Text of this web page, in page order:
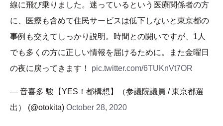
線に飛び乗りました。迷っているという医療関係者の方
に、医療も含めて住民サービスは低下しないと東京都の
事例も交えてしっかり説明。時間との闘いですが、1人
でも多くの方に正しい情報を届けるために。また金曜日
の夜に戻ってきます！ pic.twitter.com/6TUKnVt7OR
— 音喜多 駿【YES！都構想】（参議院議員 / 東京都選
出） (@otokita) October 28, 2020